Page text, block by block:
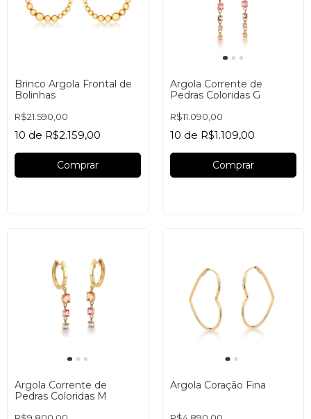
Brinco Argola Frontal de
Bolinhas
R$21.590,00
10 de R$2.159,00
Comprar
Argola Corrente de
Pedras Coloridas G
R$11.090,00
10 de R$1.109,00
Comprar
Argola Corrente de
Pedras Coloridas M
Argola Coração Fina